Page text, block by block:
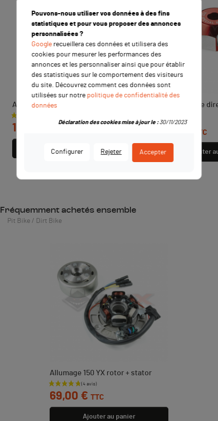
Axe de bras oscillant 12mm
Prix
12,00 €
Ajouter au panier
Ecrou colonne
TTC
Ajouter
Fréquemment achetés ensemble
Pit Bike / Dirt Bike
Allumage 150 YX rotor + stator
Prix
69,00 € TTC
Ajouter au panier
Pouvons-nous utiliser vos données à des fins
statistiques et pour vous proposer des annonces
personnalisées ?
Googlerecueillera ces données et utilisera des
cookies pour mesurer les performances des
annonces et les personnaliser ainsi que pour établir
des statistiques sur le comportement des visiteurs
du site. Découvrez comment ces données sont
utilisées sur notre politique de confidentialité des
données
Configurer Rejeter Accepter
Déclaration des cookies mise à jour le :30/11/2023